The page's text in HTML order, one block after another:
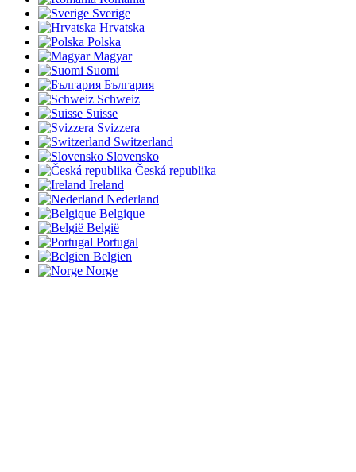
Sverige
Hrvatska
Polska
Magyar
Suomi
България
Schweiz
Suisse
Svizzera
Switzerland
Slovensko
Česká republika
Ireland
Nederland
Belgique
België
Portugal
Belgien
Norge